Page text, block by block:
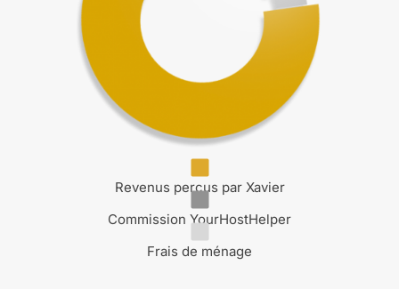
Revenus perçus par Xavier
Commission YourHostHelper
Frais de ménage